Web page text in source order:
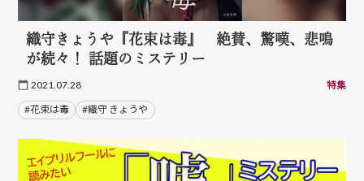
織守きょうや『花束は毒』 絶賛、驚嘆、悲鳴
が続々！ 話題のミステリー
2021.07.28 特集
#花束は毒 #織守 きょうや